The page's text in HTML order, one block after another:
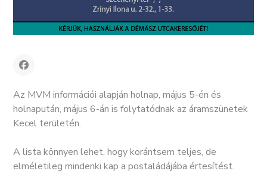
Az MVM információi alapján holnap, május 5-én és
holnapután, május 6-án is folytatódnak az áramszünetek
Kecel területén.
A lista könnyen lehet, hogy korántsem teljes, de
elméletileg mindenki kap a postaládájába értesítést.